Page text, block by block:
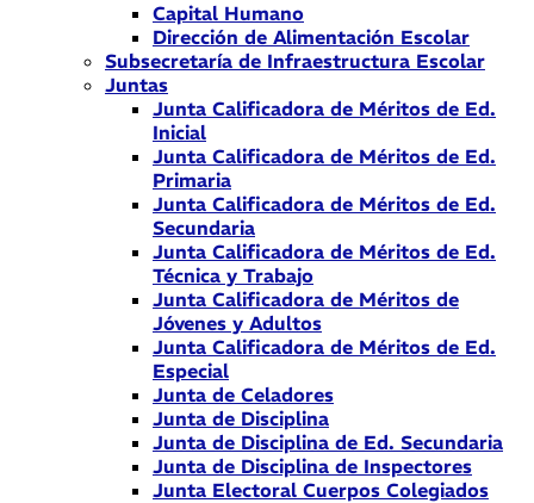
Capital Humano
Dirección de Alimentación Escolar
Subsecretaría de Infraestructura Escolar
Juntas
Junta Calificadora de Méritos de Ed.
Inicial
Junta Calificadora de Méritos de Ed.
Primaria
Junta Calificadora de Méritos de Ed.
Secundaria
Junta Calificadora de Méritos de Ed.
Técnica y Trabajo
Junta Calificadora de Méritos de
Jóvenes y Adultos
Junta Calificadora de Méritos de Ed.
Especial
Junta de Celadores
Junta de Disciplina
Junta de Disciplina de Ed. Secundaria
Junta de Disciplina de Inspectores
Junta Electoral Cuerpos Colegiados